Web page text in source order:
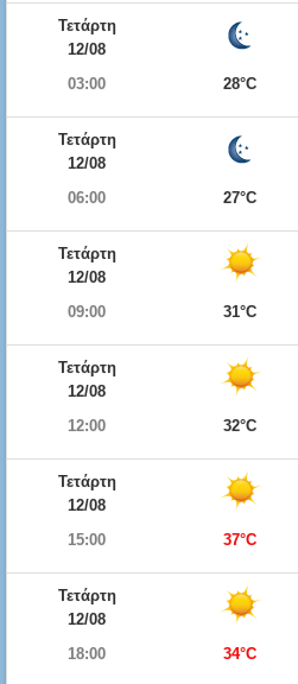
Τετάρτη
12/08
03:00
28°C
Τετάρτη
12/08
06:00
27°C
Τετάρτη
12/08
09:00
31°C
Τετάρτη
12/08
12:00
32°C
Τετάρτη
12/08
15:00
37°C
Τετάρτη
12/08
18:00
34°C